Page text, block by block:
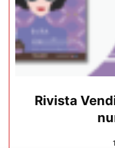
Rivista